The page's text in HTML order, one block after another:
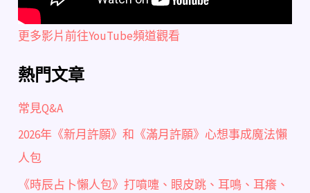
更多影片前往YouTube頻道觀看
熱門文章
常見Q&A
2026年《新月許願》和《滿月許願》心想事成魔法懶
人包
《時辰占卜懶人包》打噴嚏、眼皮跳、耳鳴、耳癢、